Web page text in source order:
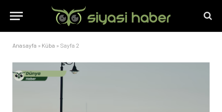
Anasayfa » Küba » Sayfa 2